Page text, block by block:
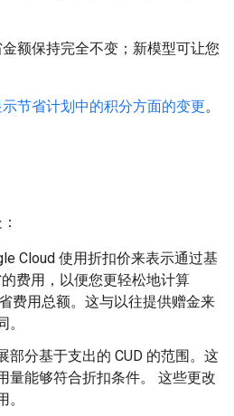
额保持完全不变；新模型可让您
示节省计划中的积分方面的变更。
Cloud 使用折扣价来表示通过基
费用，以便您更轻松地计算
费用总额。这与以往提供赠金来
部分基于支出的 CUD 的范围。这
量能够符合折扣条件。 这些更改